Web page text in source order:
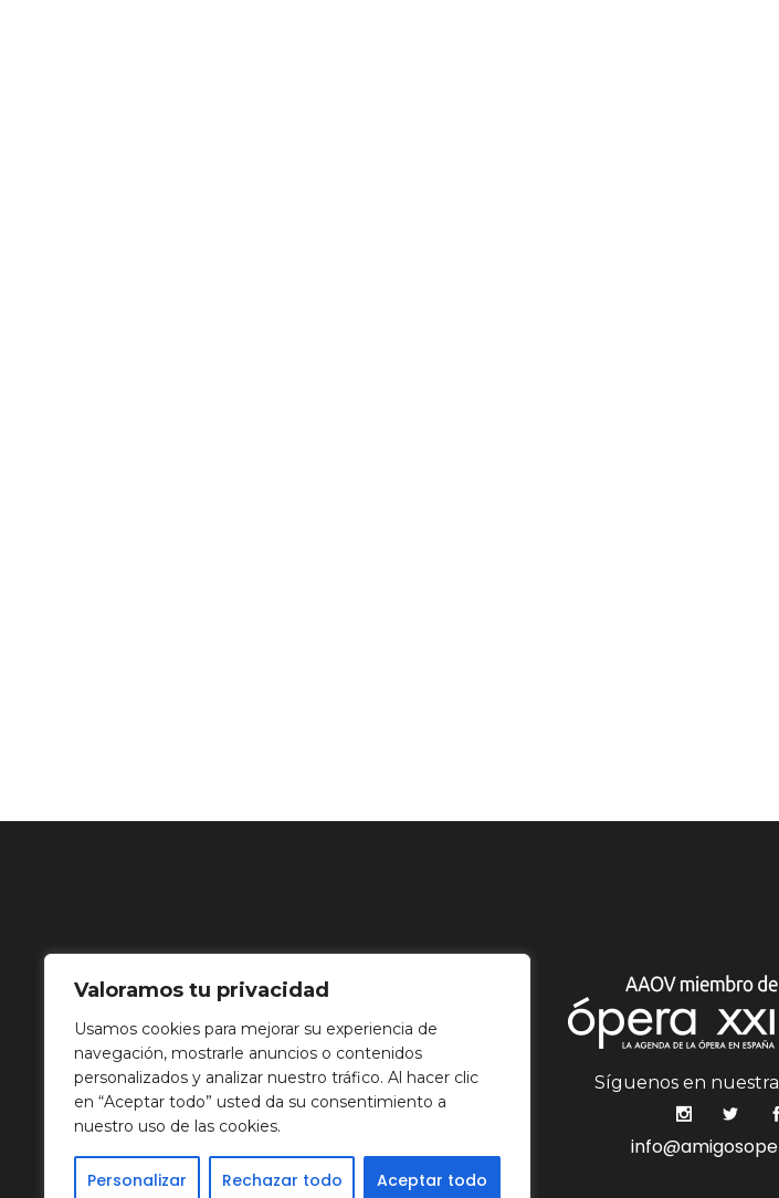
Valoramos tu privacidad
Usamos cookies para mejorar su experiencia de
navegación, mostrarle anuncios o contenidos
personalizados y analizar nuestro tráfico. Al hacer clic
en “Aceptar todo” usted da su consentimiento a
nuestro uso de las cookies.
Personalizar Rechazar todo Aceptar todo
Síguenos en